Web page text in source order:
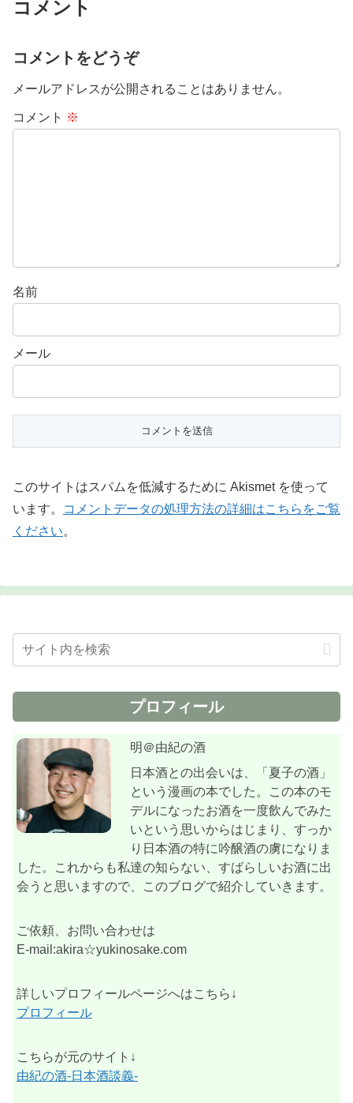
コメント
コメントをどうぞ
メールアドレスが公開されることはありません。
コメント ※
名前
メール
このサイトはスパムを低減するために Akismet を使って
います。
コメントデータの処理方法の詳細はこちらをご覧
ください。
プロフィール
明＠由紀の酒
日本酒との出会いは、「夏子の酒」
という漫画の本でした。この本のモ
デルになったお酒を一度飲んでみた
いという思いからはじまり、すっか
り日本酒の特に吟醸酒の虜になりま
した。これからも私達の知らない、すばらしいお酒に出
会うと思いますので、このブログで紹介していきます。
ご依頼、お問い合わせは
E-mail:akira☆yukinosake.com
詳しいプロフィールページへはこちら↓
プロフィール
こちらが元のサイト↓
由紀の酒-日本酒談義-